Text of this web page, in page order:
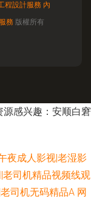
程設計服務 內
務 版權所有
感兴趣：安顺白窘
夜成人影视|老湿影
老司机精品视频线观
司机无码精品A 网